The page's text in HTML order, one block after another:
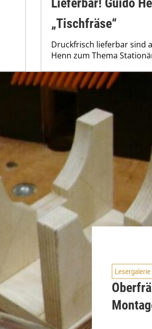
„Tischfräse“
Druckfrisch lieferbar sind
Henn zum Thema
Lesergalerie